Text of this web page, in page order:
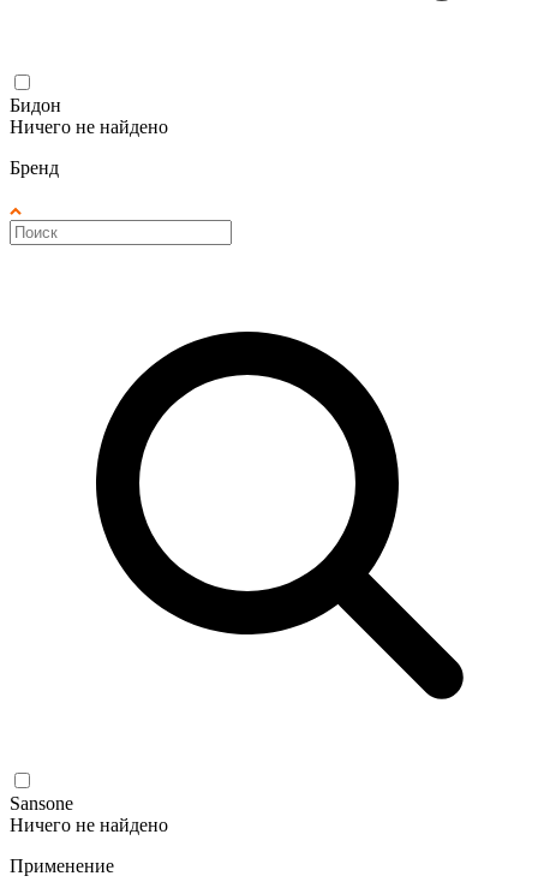
Бидон
Ничего не найдено
Бренд
Sansone
Ничего не найдено
Применение